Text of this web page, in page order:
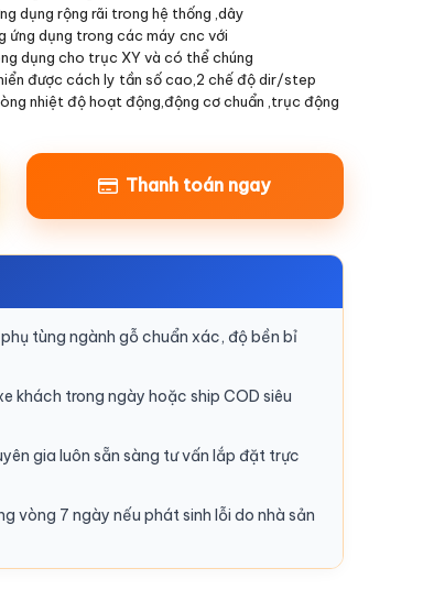
dụng rộng rãi trong hệ thống ,dây
ứng dụng trong các máy cnc với
dụng cho trục XY và có thể chúng
được cách ly tần số cao,2 chế độ dir/step
nhiệt độ hoạt động,động cơ chuẩn ,trục động
Thanh toán ngay
phụ tùng ngành gỗ chuẩn xác, độ bền bỉ
khách trong ngày hoặc ship COD siêu
gia luôn sẵn sàng tư vấn lắp đặt trực
vòng 7 ngày nếu phát sinh lỗi do nhà sản